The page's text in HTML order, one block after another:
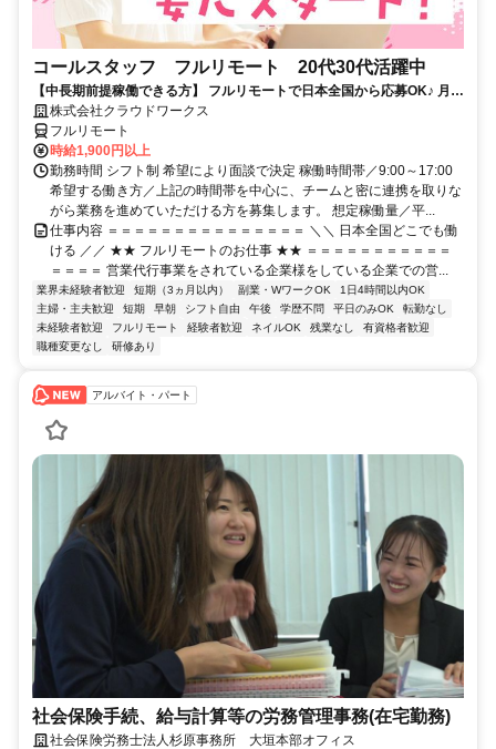
コールスタッフ フルリモート 20代30代活躍中
【中長期前提稼働できる方】 フルリモートで日本全国から応募OK♪ 月稼
働80時間で安定収入！
株式会社クラウドワークス
フルリモート
時給1,900円以上
勤務時間 シフト制 希望により面談で決定 稼働時間帯／9:00～17:00
希望する働き方／上記の時間帯を中心に、チームと密に連携を取りな
がら業務を進めていただける方を募集します。 想定稼働量／平...
仕事内容 ＝＝＝＝＝＝＝＝＝＝＝＝＝＝＝ ＼＼ 日本全国どこでも働
ける ／／ ★★ フルリモートのお仕事 ★★ ＝＝＝＝＝＝＝＝＝＝＝
＝＝＝＝ 営業代行事業をされている企業様をしている企業での営...
業界未経験者歓迎 短期（3ヵ月以内） 副業・WワークOK
1日4時間以内OK
主婦・主夫歓迎
短期 早朝 シフト自由 午後 学歴不問 平日のみOK
転勤なし
未経験者歓迎
フルリモート 経験者歓迎 ネイルOK 残業なし
有資格者歓迎
職種変更なし
研修あり
アルバイト・パート
社会保険手続、給与計算等の労務管理事務(在宅勤務)
社会保険労務士法人杉原事務所 大垣本部オフィス